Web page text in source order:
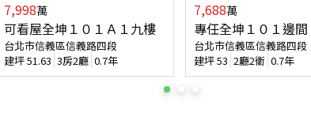
7,998萬
可看屋全坤１０１Ａ１九樓
台北市信義區信義路四段
建坪51.63 3房2廳 0.7年
7,688萬
專任全坤１０１邊
台北市信義區信義路四段
建坪53 2廳2衛 0.7年